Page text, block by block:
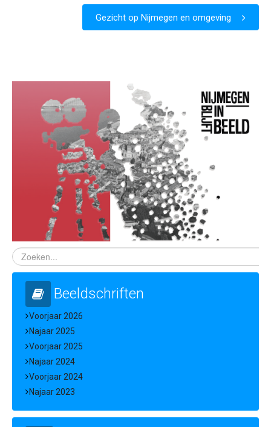
Beeldmateriaal
Gezicht op Nijmegen en omgeving
Beeldschriften
Voorjaar 2026
Najaar 2025
Voorjaar 2025
Najaar 2024
Voorjaar 2024
Najaar 2023